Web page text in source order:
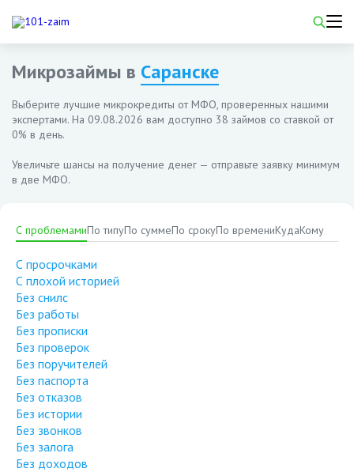
Микрозаймы в Саранске
Выберите лучшие микрокредиты от МФО, проверенных нашими
экспертами. На 09.08.2026 вам доступно 38 займов со ставкой от
0% в день.
Увеличьте шансы на получение денег — отправьте заявку минимум
в две МФО.
С проблемамиПо типуПо суммеПо срокуПо времениКудаКому
С просрочками
С плохой историей
Без снилс
Без работы
Без прописки
Без проверок
Без поручителей
Без паспорта
Без отказов
Без истории
Без звонков
Без залога
Без доходов